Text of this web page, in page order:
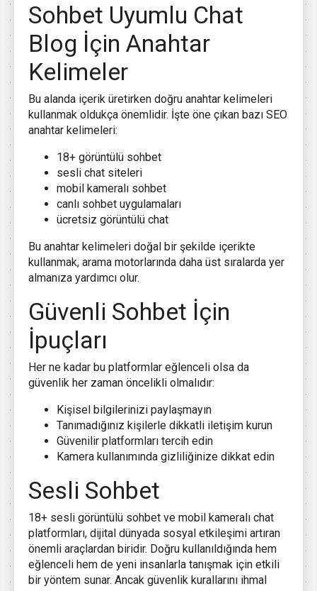
Sohbet Uyumlu Chat
Blog İçin Anahtar
Kelimeler
Bu alanda içerik üretirken doğru anahtar kelimeleri
kullanmak oldukça önemlidir. İşte öne çıkan bazı SEO
anahtar kelimeleri:
18+ görüntülü sohbet
sesli chat siteleri
mobil kameralı sohbet
canlı sohbet uygulamaları
ücretsiz görüntülü chat
Bu anahtar kelimeleri doğal bir şekilde içerikte
kullanmak, arama motorlarında daha üst sıralarda yer
almanıza yardımcı olur.
Güvenli Sohbet İçin
İpuçları
Her ne kadar bu platformlar eğlenceli olsa da
güvenlik her zaman öncelikli olmalıdır:
Kişisel bilgilerinizi paylaşmayın
Tanımadığınız kişilerle dikkatli iletişim kurun
Güvenilir platformları tercih edin
Kamera kullanımında gizliliğinize dikkat edin
Sesli Sohbet
18+ sesli görüntülü sohbet ve mobil kameralı chat
platformları, dijital dünyada sosyal etkileşimi artıran
önemli araçlardan biridir. Doğru kullanıldığında hem
eğlenceli hem de yeni insanlarla tanışmak için etkili
bir yöntem sunar. Ancak güvenlik kurallarını ihmal